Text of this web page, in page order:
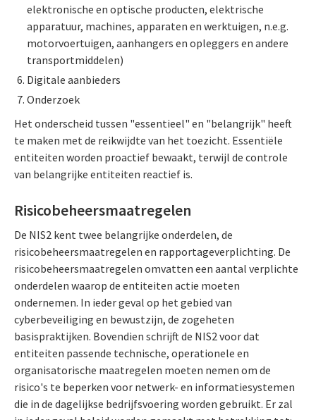
elektronische en optische producten, elektrische
apparatuur, machines, apparaten en werktuigen, n.e.g.
motorvoertuigen, aanhangers en opleggers en andere
transportmiddelen)
Digitale aanbieders
Onderzoek
Het onderscheid tussen "essentieel" en "belangrijk" heeft
te maken met de reikwijdte van het toezicht. Essentiële
entiteiten worden proactief bewaakt, terwijl de controle
van belangrijke entiteiten reactief is.
Risicobeheersmaatregelen
De NIS2 kent twee belangrijke onderdelen, de
risicobeheersmaatregelen en rapportageverplichting. De
risicobeheersmaatregelen omvatten een aantal verplichte
onderdelen waarop de entiteiten actie moeten
ondernemen. In ieder geval op het gebied van
cyberbeveiliging en bewustzijn, de zogeheten
basispraktijken. Bovendien schrijft de NIS2 voor dat
entiteiten passende technische, operationele en
organisatorische maatregelen moeten nemen om de
risico's te beperken voor netwerk- en informatiesystemen
die in de dagelijkse bedrijfsvoering worden gebruikt. Er zal